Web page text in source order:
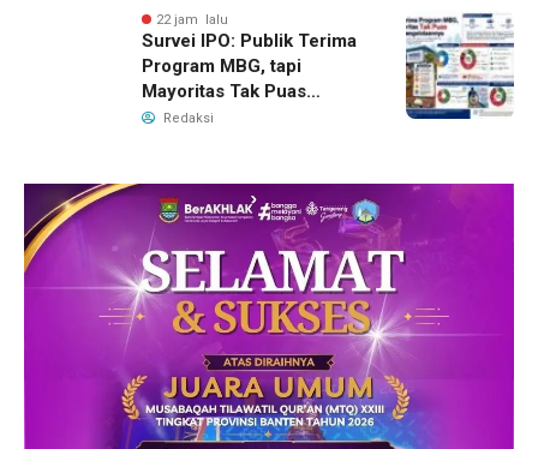
22 jam lalu
Survei IPO: Publik Terima
Program MBG, tapi
Mayoritas Tak Puas
dengan Pengelolaannya
Redaksi